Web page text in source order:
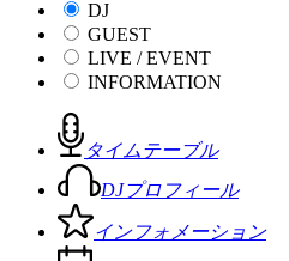
DJ
GUEST
LIVE / EVENT
INFORMATION
タイムテーブル
DJプロフィール
インフォメーション